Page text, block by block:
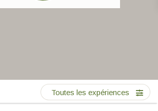
Toutes les expériences